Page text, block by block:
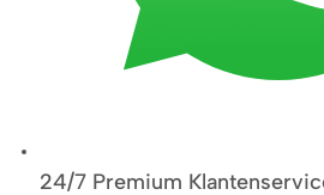
24/7 Premium